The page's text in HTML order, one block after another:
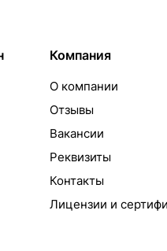
Компания
О компании
Отзывы
Вакансии
Реквизиты
Контакты
Лицензии и